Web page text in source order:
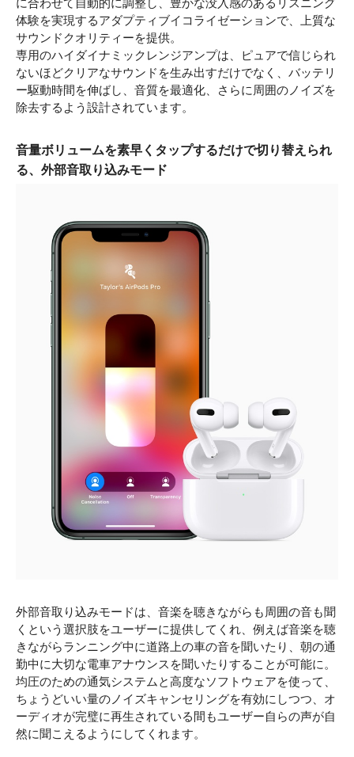
体験を実現するアダプティブイコライゼーションで、上質な
サウンドクオリティーを提供。
専用のハイダイナミックレンジアンプは、ピュアで信じられ
ないほどクリアなサウンドを生み出すだけでなく、バッテリ
ー駆動時間を伸ばし、音質を最適化、さらに周囲のノイズを
除去するよう設計されています。
音量ボリュームを素早くタップするだけで切り替えられ
る、外部音取り込みモード
外部音取り込みモードは、音楽を聴きながらも周囲の音も聞
くという選択肢をユーザーに提供してくれ、例えば音楽を聴
きながらランニング中に道路上の車の音を聞いたり、朝の通
勤中に大切な電車アナウンスを聞いたりすることが可能に。
均圧のための通気システムと高度なソフトウェアを使って、
ちょうどいい量のノイズキャンセリングを有効にしつつ、オ
ーディオが完璧に再生されている間もユーザー自らの声が自
然に聞こえるようにしてくれます。